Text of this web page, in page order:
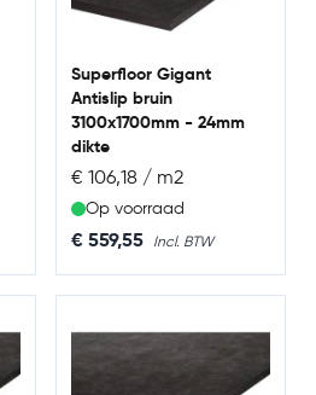
Superfloor Gigant
Antislip bruin
3100x1700mm - 24mm
dikte
€ 106,18 / m2
Op voorraad
€ 559,55